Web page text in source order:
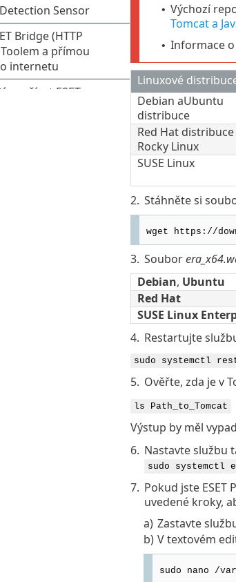
• Výchozí
Tomcat a
• Informace
Linuxové
Debian aUbuntu
distribuce
Red Hatdistribuce
Rocky Linux
SUSE Linux
2. Stáhněte si
wget https://
3. Soubor
Debian, Ubuntu
Red Hat
SUSE Linux
4. Restartujte
sudo systemctl
5. Ověřte, zda je v
ls Path_to_Tomcat
Výstup by měl
6. Nastavte službu
sudo systemctl
7. Pokud jste ESET
uvedené kroky,
a) Zastavte
b) V textovém
sudo nano /